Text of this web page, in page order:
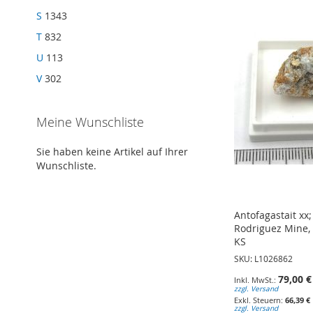
Antofagastait
Rodriguez
KS
SKU: L1026862
79,00 €
zzgl. Versand
66,39 €
zzgl. Versand
S 1343
T 832
U 113
V 302
Meine Wunschliste
Sie haben keine Artikel auf Ihrer
Wunschliste.